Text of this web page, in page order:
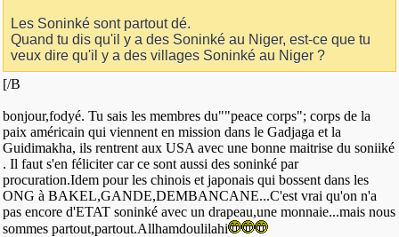
Les Soninké sont partout dé.
Quand tu dis qu'il y a des Soninké au Niger, est-ce que tu
veux dire qu'il y a des villages Soninké au Niger ?
[/B
bonjour,fodyé. Tu sais les membres du""peace corps"; corps de la
paix américain qui viennent en mission dans le Gadjaga et la
Guidimakha, ils rentrent aux USA avec une bonne maitrise du soniiké
. Il faut s'en féliciter car ce sont aussi des soninké par
procuration.Idem pour les chinois et japonais qui bossent dans les
ONG à BAKEL,GANDE,DEMBANCANE...C'est vrai qu'on n'a
pas encore d'ETAT soninké avec un drapeau,une monnaie...mais nous
sommes partout,partout.Allhamdoulilahi